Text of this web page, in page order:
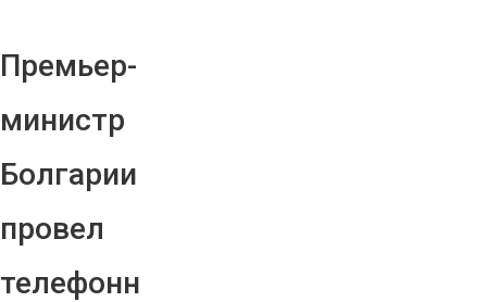
Премьер-
министр
Болгарии
провел
телефонн